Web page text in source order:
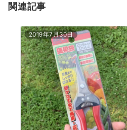
ン
関連記事
2019年7月30日